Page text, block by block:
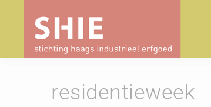
residentieweek